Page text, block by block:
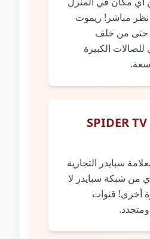
مباشر! ريموت
حتى من خلف
للصالات الكبيرة
🕷️ اشتراك SPIDER TV
سبايدر التجارية
شبكة سبايدر لا
أخرى! قنوات